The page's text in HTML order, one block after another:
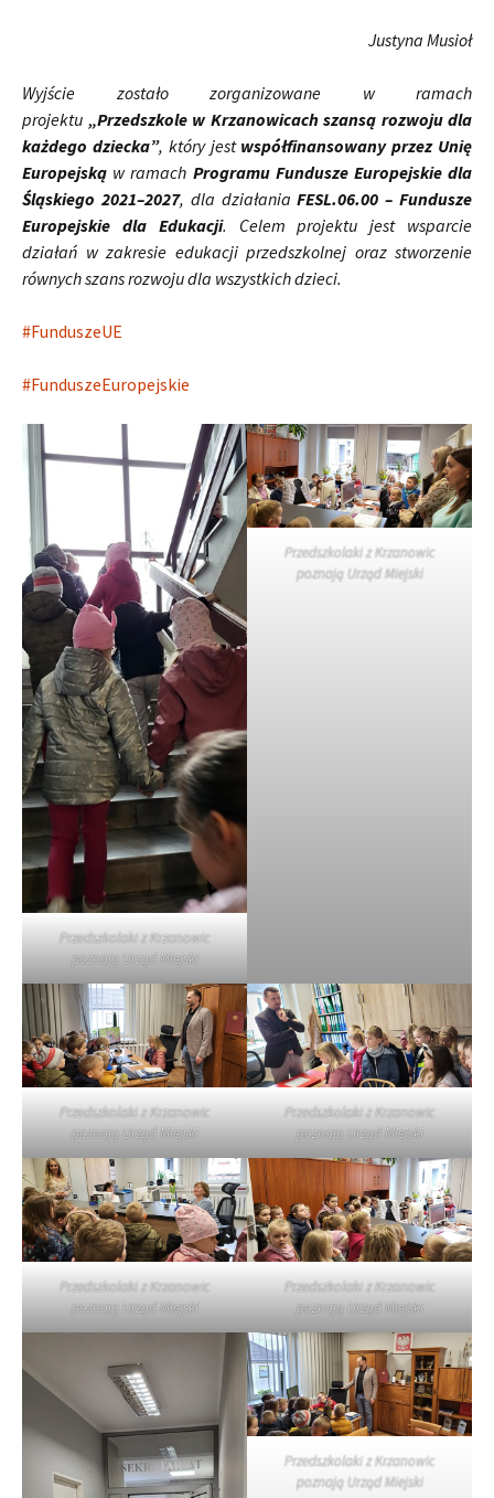
Justyna Musioł
Wyjście zostało zorganizowane w ramach
projektu „Przedszkole w Krzanowicach szansą rozwoju dla
każdego dziecka”, który jest współfinansowany przez Unię
Europejską w ramach Programu Fundusze Europejskie dla
Śląskiego 2021–2027, dla działaniaFESL.06.00 – Fundusze
Europejskie dla Edukacji. Celem projektu jest wsparcie
działań w zakresie edukacji przedszkolnej oraz stworzenie
równych szans rozwoju dla wszystkich dzieci.
#FunduszeUE
#FunduszeEuropejskie
Przedszkolaki z Krzanowic
poznają Urząd Miejski
Przedszkolaki z Krzanowic
poznają Urząd Miejski
Przedszkolaki z Krzanowic
poznają Urząd Miejski
Przedszkolaki z Krzanowic
poznają Urząd Miejski
Przedszkolaki z Krzanowic
poznają Urząd Miejski
Przedszkolaki z Krzanowic
poznają Urząd Miejski
Przedszkolaki z Krzanowic
poznają Urząd Miejski